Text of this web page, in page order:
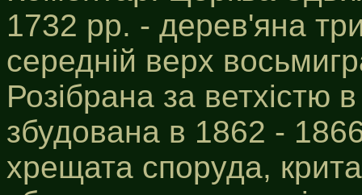
1732 рр. - дерев'яна
середній верх
Розібрана за ветхістю
збудована в 1862 -
хрещата споруда,